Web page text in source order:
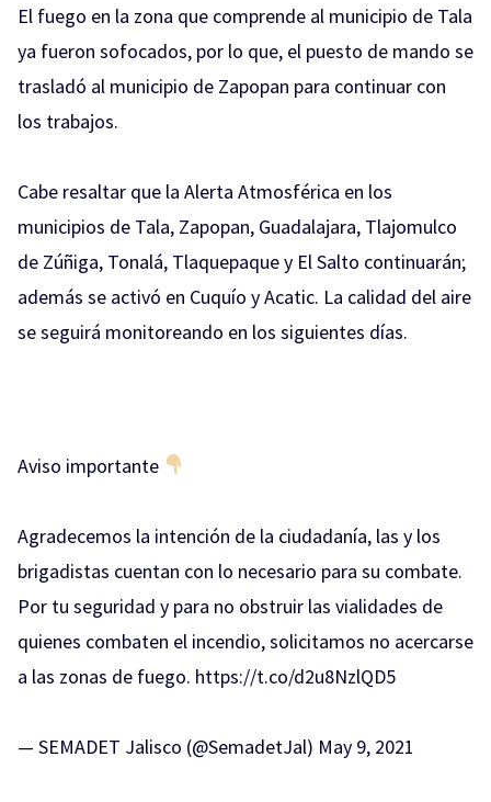
El fuego en la zona que comprende al municipio de Tala
ya fueron sofocados, por lo que, el puesto de mando se
trasladó al municipio de Zapopan para continuar con
los trabajos.
Cabe resaltar que la Alerta Atmosférica en los
municipios de Tala, Zapopan, Guadalajara, Tlajomulco
de Zúñiga, Tonalá, Tlaquepaque y El Salto continuarán;
además se activó en Cuquío y Acatic. La calidad del aire
se seguirá monitoreando en los siguientes días.
Aviso importante
Agradecemos la intención de la ciudadanía, las y los
brigadistas cuentan con lo necesario para su combate.
Por tu seguridad y para no obstruir las vialidades de
quienes combaten el incendio, solicitamos no acercarse
a las zonas de fuego. https://t.co/d2u8NzlQD5
— SEMADET Jalisco (@SemadetJal) May 9, 2021